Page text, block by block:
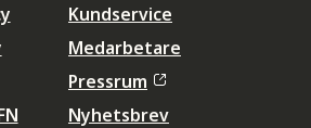
Kundservice
Medarbetare
Pressrum
Nyhetsbrev